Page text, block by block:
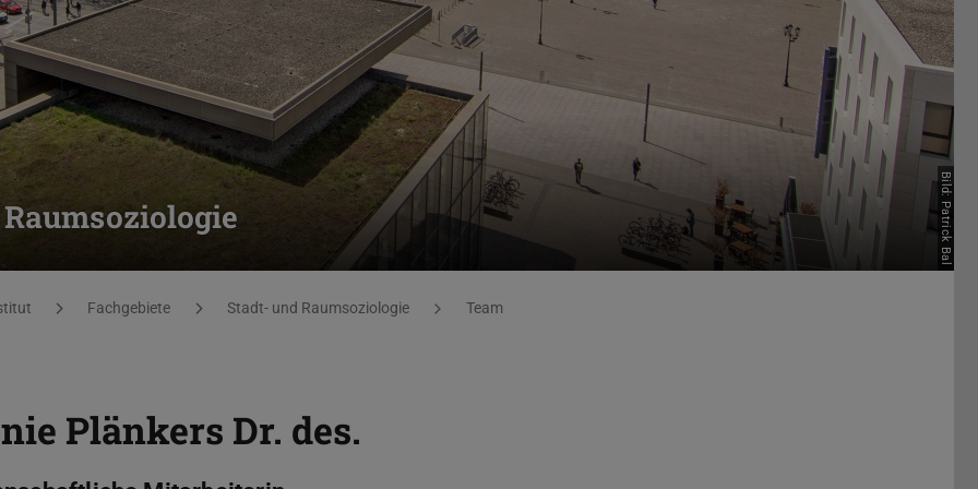
Bild: Patrick Bal
Fachgebiete Stadt- und Raumsoziologie Team
Plänkers Dr. des.